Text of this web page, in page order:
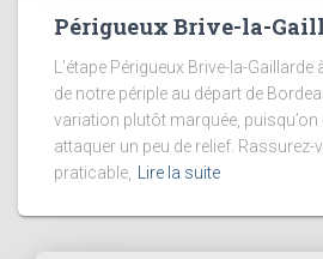
Périgueux Brive-la-
L’étape Périgueux Brive-la-
de notre périple au départ de
variation plutôt marquée,
attaquer un peu de relief. Rassurez-
praticable,
Lire la suite